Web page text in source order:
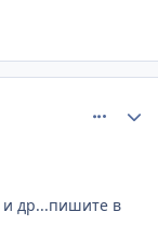
и др...пишите в